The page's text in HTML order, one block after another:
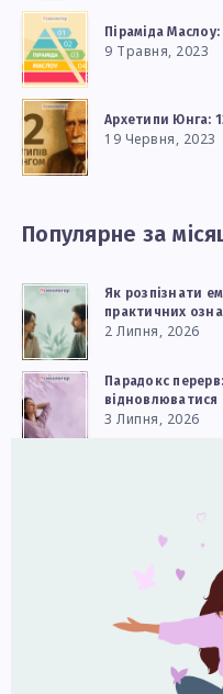
Піраміда
9 Травня, 2023
Архетипи Юнга:
19 Червня, 2023
Популярне за
Як розпізнати
практичних
2 Липня, 2026
Парадокс
відновлюватися
3 Липня, 2026
Чому двоє
по‑різному: що
Обміняйте
для кращого
11 Липня, 2026